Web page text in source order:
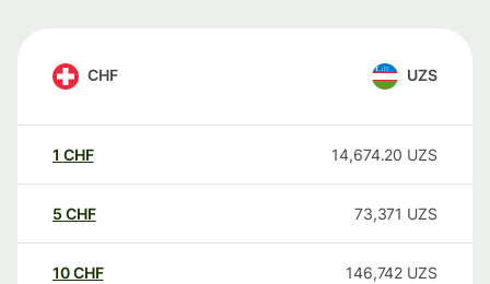
CHF UZS
1 CHF 14,674.20 UZS
5 CHF 73,371 UZS
10CHF 146,742 UZS